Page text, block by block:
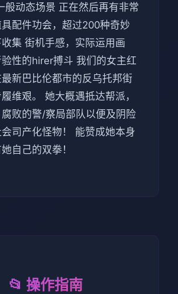
般动态场景 正在然后再有非常
配件功会，超过200种奇妙
集 街机手感，实际运用画
性的hirer搏斗 我们的女主红
新巴比伦都市的反乌托邦街
维艰。 她大概遇抵达帮派，
败的警/察局部队以便及阴险
司产化怪物！ 能赞成她本身
自己的双拳！
📂 操作指南